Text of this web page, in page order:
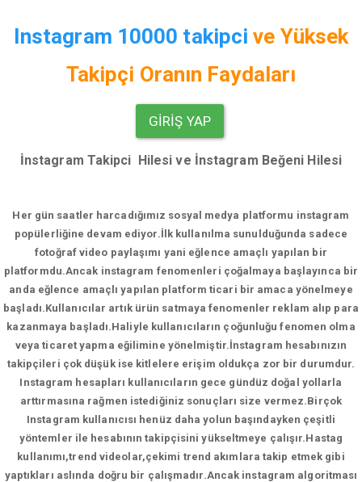
Instagram 10000 takipci ve Yüksek
Takipçi Oranın Faydaları
GIRIŞ YAP
İnstagram Takipci Hilesi ve İnstagram Beğeni Hilesi
Her gün saatler harcadığımız sosyal medya platformu instagram
popülerliğine devam ediyor.İlk kullanılma sunulduğunda sadece
fotoğraf video paylaşımı yani eğlence amaçlı yapılan bir
platformdu.Ancak instagram fenomenleri çoğalmaya başlayınca bir
anda eğlence amaçlı yapılan platform ticari bir amaca yönelmeye
başladı.Kullanıcılar artık ürün satmaya fenomenler reklam alıp para
kazanmaya başladı.Haliyle kullanıcıların çoğunluğu fenomen olma
veya ticaret yapma eğilimine yönelmiştir.İnstagram hesabınızın
takipçileri çok düşük ise kitlelere erişim oldukça zor bir durumdur.
Instagram hesapları kullanıcıların gece gündüz doğal yollarla
arttırmasına rağmen istediğiniz sonuçları size vermez.Birçok
Instagram kullanıcısı henüz daha yolun başındayken çeşitli
yöntemler ile hesabının takipçisini yükseltmeye çalışır.Hastag
kullanımı,trend videolar,çekimi trend akımlara takip etmek gibi
yaptıkları aslında doğru bir çalışmadır.Ancak instagram algoritması